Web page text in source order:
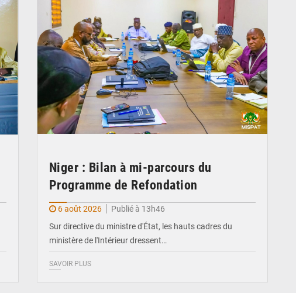
Niger : Bilan à mi-parcours du
Programme de Refondation
6 août 2026
Publié à 13h46
Sur directive du ministre d'État, les hauts cadres du
ministère de l'Intérieur dressent…
SAVOIR PLUS